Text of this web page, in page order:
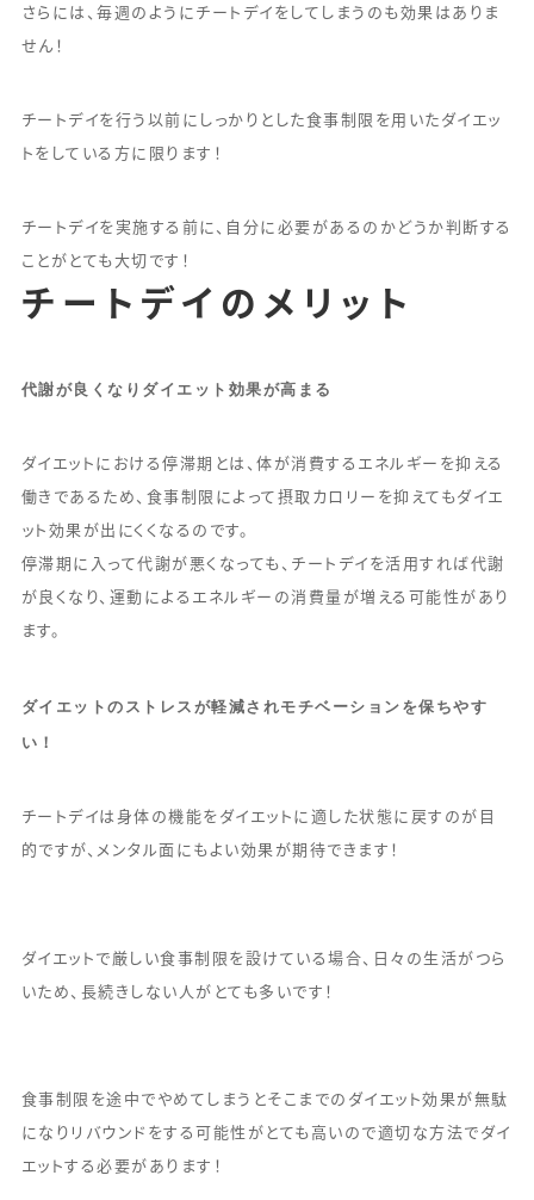
さらには、毎週のようにチートデイをしてしまうのも効果はありま
せん！
チートデイを行う以前にしっかりとした食事制限を用いたダイエッ
トをしている方に限ります！
チートデイを実施する前に、自分に必要があるのかどうか判断する
ことがとても大切です！
チートデイのメリット
代謝が良くなりダイエット効果が高まる
ダイエットにおける停滞期とは、体が消費するエネルギーを抑える
働きであるため、食事制限によって摂取カロリーを抑えてもダイエ
ット効果が出にくくなるのです。
停滞期に入って代謝が悪くなっても、チートデイを活用すれば代謝
が良くなり、運動によるエネルギーの消費量が増える可能性があり
ます。
ダイエットのストレスが軽減されモチベーションを保ちやす
い！
チートデイは身体の機能をダイエットに適した状態に戻すのが目
的ですが、メンタル面にもよい効果が期待できます！
ダイエットで厳しい食事制限を設けている場合、日々の生活がつら
いため、長続きしない人がとても多いです！
食事制限を途中でやめてしまうとそこまでのダイエット効果が無駄
になりリバウンドをする可能性がとても高いので適切な方法でダイ
エットする必要があります！